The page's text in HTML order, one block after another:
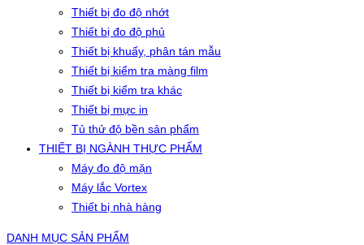
Thiết bị đo độ nhớt
Thiết bị đo độ phủ
Thiết bị khuấy, phân tán mẫu
Thiết bị kiểm tra màng film
Thiết bị kiểm tra khác
Thiết bị mực in
Tủ thử độ bền sản phẩm
THIẾT BỊ NGÀNH THỰC PHẨM
Máy đo độ mặn
Máy lắc Vortex
Thiết bị nhà hàng
DANH MỤC SẢN PHẨM